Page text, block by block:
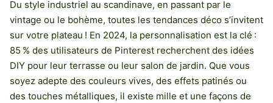
Du style industriel au scandinave, en passant par le
vintage ou le bohème, toutes les tendances déco s’invitent
sur votre plateau ! En 2024, la personnalisation est la clé :
85 % des utilisateurs de Pinterest recherchent des idées
DIY pour leur terrasse ou leur salon de jardin. Que vous
soyez adepte des couleurs vives, des effets patinés ou
des touches métalliques, il existe mille et une façons de